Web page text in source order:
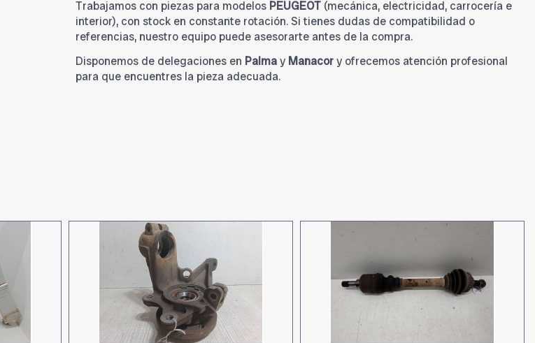
Trabajamos con piezas para modelos PEUGEOT (mecánica, electricidad, carrocería e
interior), con stock en constante rotación. Si tienes dudas de compatibilidad o
referencias, nuestro equipo puede asesorarte antes de la compra.
Disponemos de delegaciones en Palmay Manacory ofrecemos atención profesional
para que encuentres la pieza adecuada.